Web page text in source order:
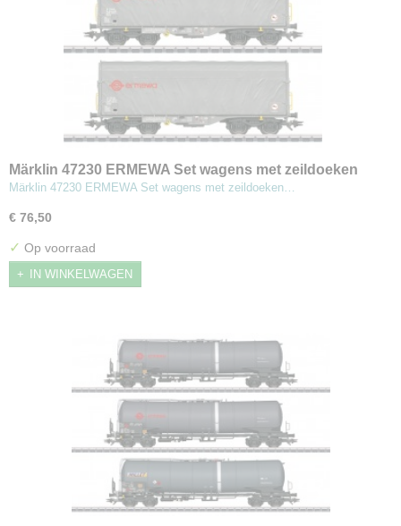
Märklin 47230 ERMEWA Set wagens met zeildoeken
schuifwanden
Märklin 47230 ERMEWA Set wagens met zeildoeken…
€ 76,50
✓ Op voorraad
IN WINKELWAGEN